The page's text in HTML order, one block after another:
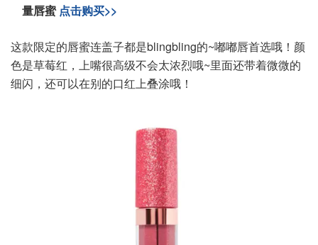
量唇蜜 点击购买>>
这款限定的唇蜜连盖子都是blingbling的~嘟嘟唇首选哦！颜
色是草莓红，上嘴很高级不会太浓烈哦~里面还带着微微的
细闪，还可以在别的口红上叠涂哦！